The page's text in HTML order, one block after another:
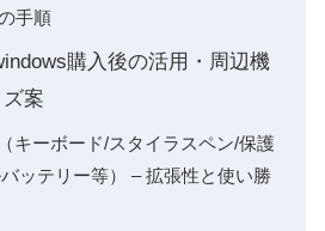
手順
購入後の活用・周辺機
案
キーボード/スタイラスペン/保護
ッテリー等） – 拡張性と使い勝